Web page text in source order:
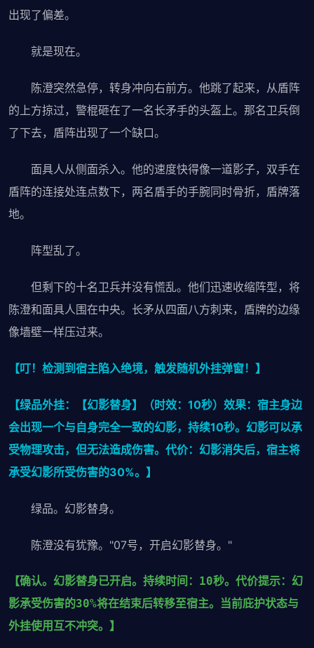
出现了偏差。
就是现在。
陈澄突然急停，转身冲向右前方。他跳了起来，从盾阵
的上方掠过，警棍砸在了一名长矛手的头盔上。那名卫兵倒
了下去，盾阵出现了一个缺口。
面具人从侧面杀入。他的速度快得像一道影子，双手在
盾阵的连接处连点数下，两名盾手的手腕同时骨折，盾牌落
地。
阵型乱了。
但剩下的十名卫兵并没有慌乱。他们迅速收缩阵型，将
陈澄和面具人围在中央。长矛从四面八方刺来，盾牌的边缘
像墙壁一样压过来。
【叮！检测到宿主陷入绝境，触发随机外挂弹窗！】
【绿品外挂：【幻影替身】（时效：10秒）效果：宿主身边
会出现一个与自身完全一致的幻影，持续10秒。幻影可以承
受物理攻击，但无法造成伤害。代价：幻影消失后，宿主将
承受幻影所受伤害的30%。】
绿品。幻影替身。
陈澄没有犹豫。"07号，开启幻影替身。"
【确认。幻影替身已开启。持续时间：10秒。代价提示：幻
影承受伤害的30%将在结束后转移至宿主。当前庇护状态与
外挂使用互不冲突。】